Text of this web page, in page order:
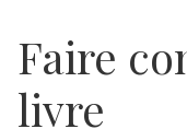
Faire
livre